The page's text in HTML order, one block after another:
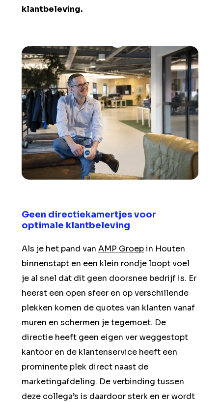
klantbeleving.
Geen directiekamertjes voor
optimale klantbeleving
Als je het pand van AMP Groepin Houten
binnenstapt en een klein rondje loopt voel
je al snel dat dit geen doorsnee bedrijf is. Er
heerst een open sfeer en op verschillende
plekken komen de quotes van klanten vanaf
muren en schermen je tegemoet. De
directie heeft geen eigen ver weggestopt
kantoor en de klantenservice heeft een
prominente plek direct naast de
marketingafdeling. De verbinding tussen
deze collega’s is daardoor sterk en er wordt